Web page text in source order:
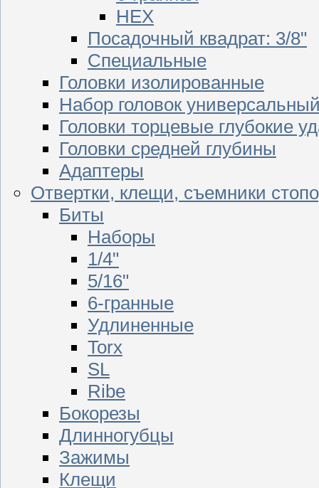
HEX
Посадочный квадрат: 3/8"
Специальные
Головки изолированные
Набор головок
Головки торцевые глубокие
Головки средней глубины
Адаптеры
Отвертки, клещи, съемники
Биты
Наборы
1/4"
5/16"
6-гранные
Удлиненные
Torx
SL
Ribe
Бокорезы
Длинногубцы
Зажимы
Клещи